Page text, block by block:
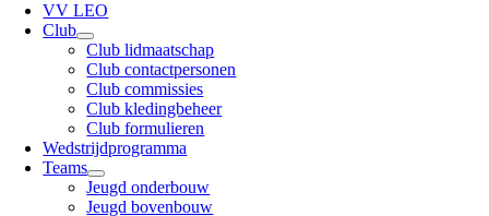
VV LEO
Club
Club lidmaatschap
Club contactpersonen
Club commissies
Club kledingbeheer
Club formulieren
Wedstrijdprogramma
Teams
Jeugd onderbouw
Jeugd bovenbouw